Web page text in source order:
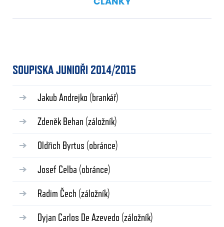
SOUPISKA JUNIOŘI 2014/2015
Jakub Andrejko (brankář)
Zdeněk Behan (záložník)
Oldřich Byrtus (obránce)
Josef Celba (obránce)
Radim Čech (záložník)
Dyjan Carlos De Azevedo (záložník)